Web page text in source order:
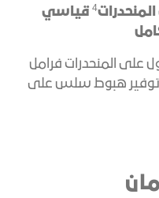
4 قياسي
على المنحدرات فرامل
توفير هبوط سلس على